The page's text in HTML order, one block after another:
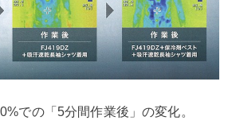
での「5分間作業後」の変化。